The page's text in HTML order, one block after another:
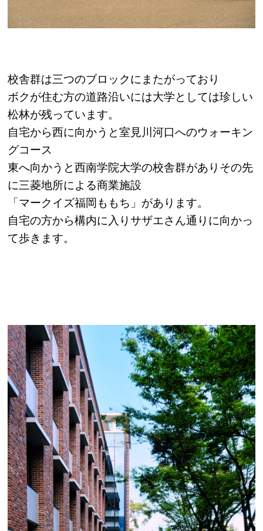
校舎群は三つのブロックにまたがっており
ボクが住む方の道路沿いには大学としては珍しい
松林が残っています。
自宅から西に向かうと室見川河口へのウォーキン
グコース
東へ向かうと西南学院大学の校舎群がありその先
に三菱地所による商業施設
「マークイズ福岡ももち」があります。
自宅の方から構内に入りサザエさん通りに向かっ
て歩きます。